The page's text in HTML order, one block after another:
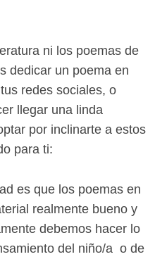
ni los poemas de
dedicar un poema en
redes sociales, o
llegar una linda
por inclinarte a estos
para ti:
es que los poemas en
realmente bueno y
debemos hacer lo
del niño/a o de